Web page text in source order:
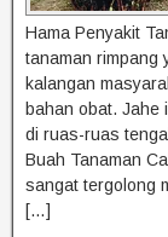
Hama Penyakit
tanaman rimpang
kalangan
bahan obat. Jahe
di ruas-ruas
Buah Tanaman
sangat tergolong
[…]